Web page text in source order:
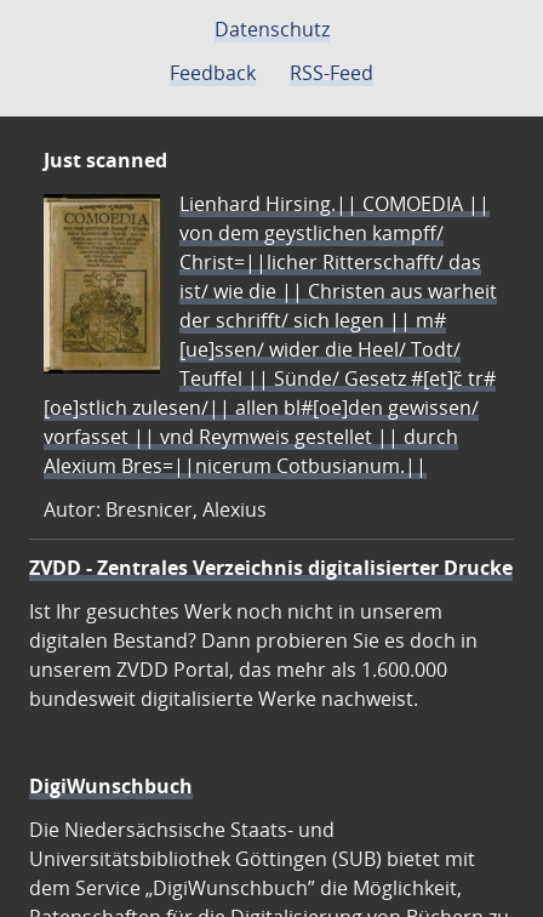
Datenschutz
Feedback
RSS-Feed
Just scanned
Lienhard Hirsing.|| COMOEDIA ||
von dem geystlichen kampff/
Christ=||licher Ritterschafft/ das
ist/ wie die || Christen aus warheit
der schrifft/ sich legen || m#
[ue]ssen/ wider die Heel/ Todt/
Teuffel || Sünde/ Gesetz #[et]c̃ tr#
[oe]stlich zulesen/|| allen bl#[oe]den gewissen/
vorfasset || vnd Reymweis gestellet || durch
Alexium Bres=||nicerum Cotbusianum.||
Autor: Bresnicer, Alexius
ZVDD - Zentrales Verzeichnis digitalisierter Drucke
Ist Ihr gesuchtes Werk noch nicht in unserem
digitalen Bestand? Dann probieren Sie es doch in
unserem ZVDD Portal, das mehr als 1.600.000
bundesweit digitalisierte Werke nachweist.
DigiWunschbuch
Die Niedersächsische Staats- und
Universitätsbibliothek Göttingen (SUB) bietet mit
dem Service „DigiWunschbuch” die Möglichkeit,